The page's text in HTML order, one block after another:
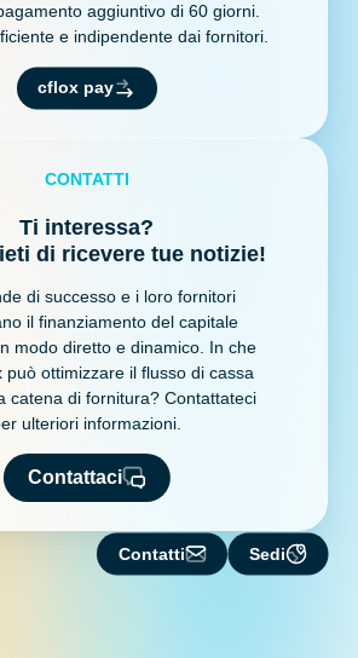
aggiuntivo di 60 giorni.
e indipendente dai fornitori.
cflox pay
CONTATTI
Ti interessa?
di ricevere tue notizie!
di successo e i loro fornitori
il finanziamento del capitale
modo diretto e dinamico. In che
può ottimizzare il flusso di cassa
catena di fornitura? Contattateci
ulteriori informazioni.
Contattaci
Contatti Sedi